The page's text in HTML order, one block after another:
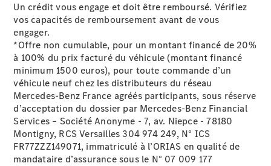
Un crédit vous engage et doit être remboursé. Vérifiez
vos capacités de remboursement avant de vous
engager.
*Offre non cumulable, pour un montant financé de 20%
à 100% du prix facturé du véhicule (montant financé
minimum 1500 euros), pour toute commande d’un
véhicule neuf chez les distributeurs du réseau
Mercedes-Benz France agréés participants, sous réserve
d’acceptation du dossier par Mercedes-Benz Financial
Services – Société Anonyme - 7, av. Niepce - 78180
Montigny, RCS Versailles 304 974 249, N° ICS
FR77ZZZ149071, immatriculé à l’ORIAS en qualité de
mandataire d’assurance sous le N° 07 009 177